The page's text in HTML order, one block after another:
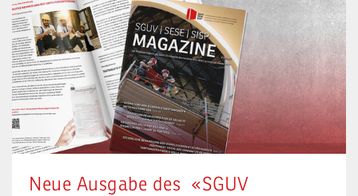
Neue Ausgabe des «SGUV